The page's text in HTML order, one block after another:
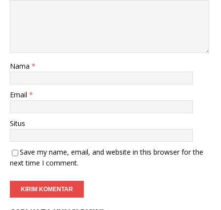
Nama *
Email *
Situs
Save my name, email, and website in this browser for the
next time I comment.